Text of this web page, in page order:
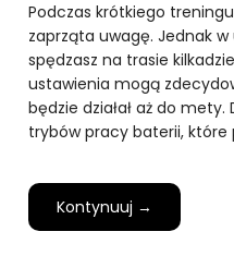
Podczas krótkiego
zaprząta uwagę. Jednak
spędzasz na trasie
ustawienia mogą
będzie działał aż do
trybów pracy baterii, które
Kontynuuj →